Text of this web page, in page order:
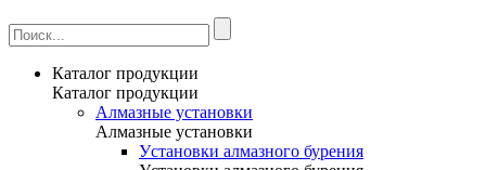
Каталог продукции
Каталог продукции
Алмазные установки
Алмазные установки
Уcтановки алмазного бурения